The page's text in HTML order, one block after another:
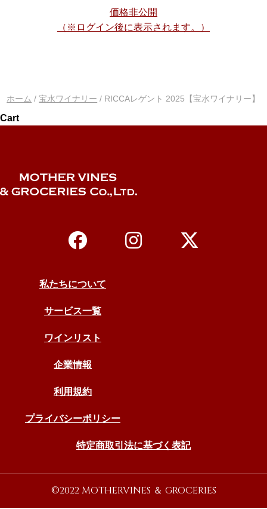
価格非公開
（※ログイン後に表示されます。）
ホーム /宝水ワイナリー / RICCAレゲント 2025【宝水ワイナリー】
Cart
私たちについて
サービス一覧
ワインリスト
企業情報
利用規約
プライバシーポリシー
特定商取引法に基づく表記
©2022 MOTHERVINES ＆ GROCERIES